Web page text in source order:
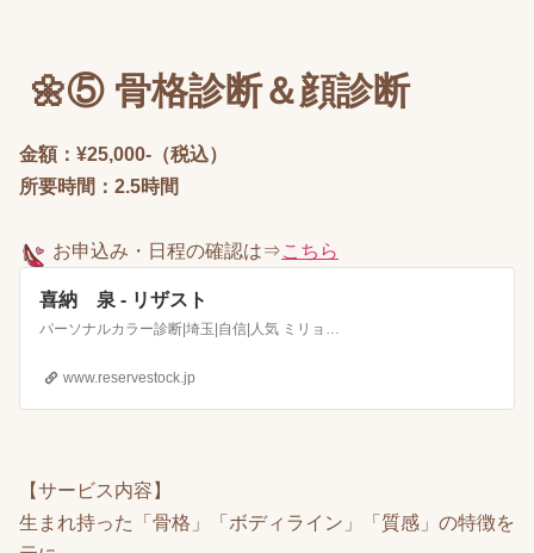
🌼⑤ 骨格診断＆顔診断
金額：¥25,000-（税込）
所要時間：2.5時間
お申込み ・日程の確認は⇒こちら
喜納 泉 - リザスト
パーソナルカラー診断|埼玉|自信|人気 ミリョクplus＋ 魅力アドバイザー 喜納 泉
www.reservestock.jp
【サービス内容】
生まれ持った「骨格」「ボディライン」「質感」の特徴を